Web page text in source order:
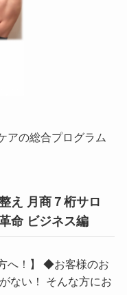
アの総合プログラム
え 月商７桁サロ
命 ビジネス編
へ！】 ◆お客様のお
ない！ そんな方にお